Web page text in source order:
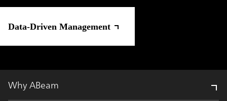
Data-Driven Management
Why ABeam